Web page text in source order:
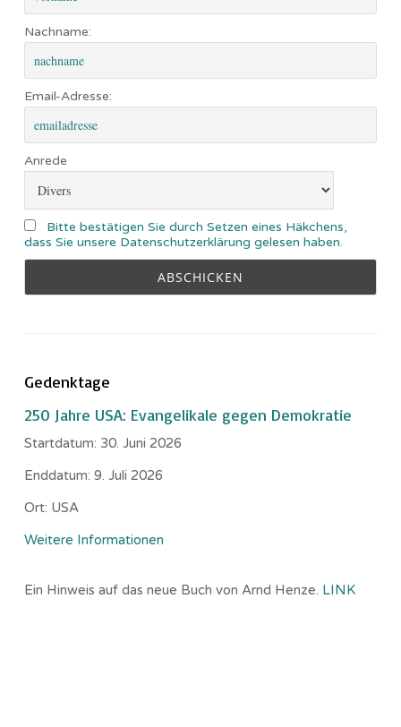
Nachname:
Email-Adresse:
Anrede
Bitte bestätigen Sie durch Setzen eines Häkchens,
dass Sie unsere Datenschutzerklärung gelesen haben.
Gedenktage
250 Jahre USA: Evangelikale gegen Demokratie
Startdatum: 30. Juni 2026
Enddatum: 9. Juli 2026
Ort: USA
Weitere Informationen
Ein Hinweis auf das neue Buch von Arnd Henze. LINK